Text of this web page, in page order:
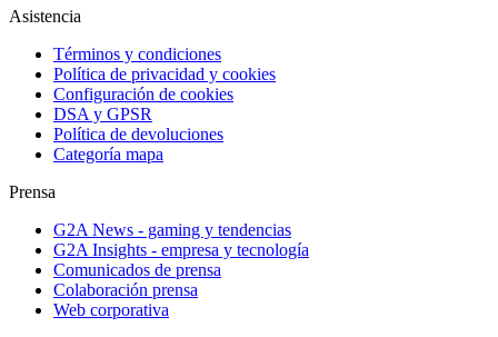
Asistencia
Términos y condiciones
Política de privacidad y cookies
Configuración de cookies
DSA y GPSR
Política de devoluciones
Categoría mapa
Prensa
G2A News - gaming y tendencias
G2A Insights - empresa y tecnología
Comunicados de prensa
Colaboración prensa
Web corporativa